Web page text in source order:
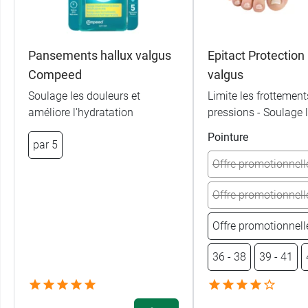
Pansements hallux valgus
Compeed
Soulage les douleurs et
améliore l'hydratation
par 5
Epitact Protection
valgus
Limite les
pressions - Soulage
Pointure
Offre
Offre
Offre
36 - 38 39 - 41